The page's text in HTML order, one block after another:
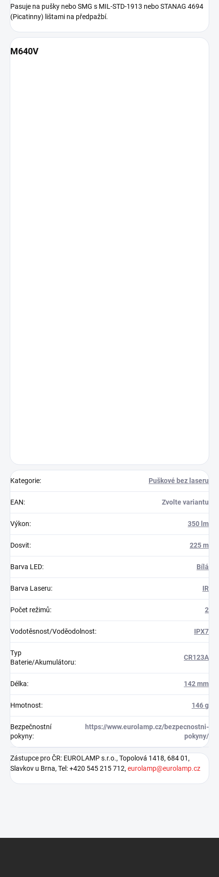
Pasuje na pušky nebo SMG s MIL-STD-1913 nebo STANAG 4694
(Picatinny) lištami na předpažbí.
M640V
Kategorie: Puškové bez laseru
EAN: Zvolte variantu
Výkon: 350 lm
Dosvit: 225 m
Barva LED: Bílá
Barva Laseru: IR
Počet režimů: 2
Vodotěsnost/Voděodolnost: IPX7
Typ
Baterie/Akumulátoru:
CR123A
Délka: 142 mm
Hmotnost: 146 g
Bezpečnostní
pokyny:
https://www.eurolamp.cz/bezpecnostni-
pokyny/
Zástupce pro ČR: EUROLAMP s.r.o., Topolová 1418, 684 01,
Slavkov u Brna, Tel: +420 545 215 712, eurolamp@eurolamp.cz